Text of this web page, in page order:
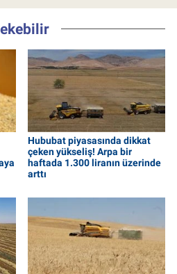
Hububat piyasasında dikkat
çeken yükseliş! Arpa bir
haftada 1.300 liranın üzerinde
arttı